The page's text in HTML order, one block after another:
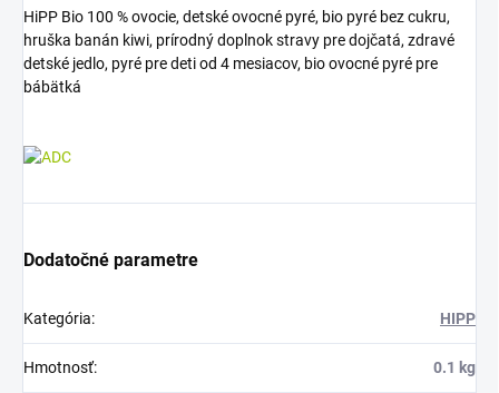
HiPP Bio 100 % ovocie, detské ovocné pyré, bio pyré bez cukru,
hruška banán kiwi, prírodný doplnok stravy pre dojčatá, zdravé
detské jedlo, pyré pre deti od 4 mesiacov, bio ovocné pyré pre
bábätká
Dodatočné parametre
Kategória: HIPP
Hmotnosť: 0.1 kg